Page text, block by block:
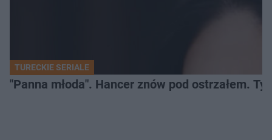
TURECKIE SERIALE
"Panna młoda". Hancer znów pod ostrzałem.